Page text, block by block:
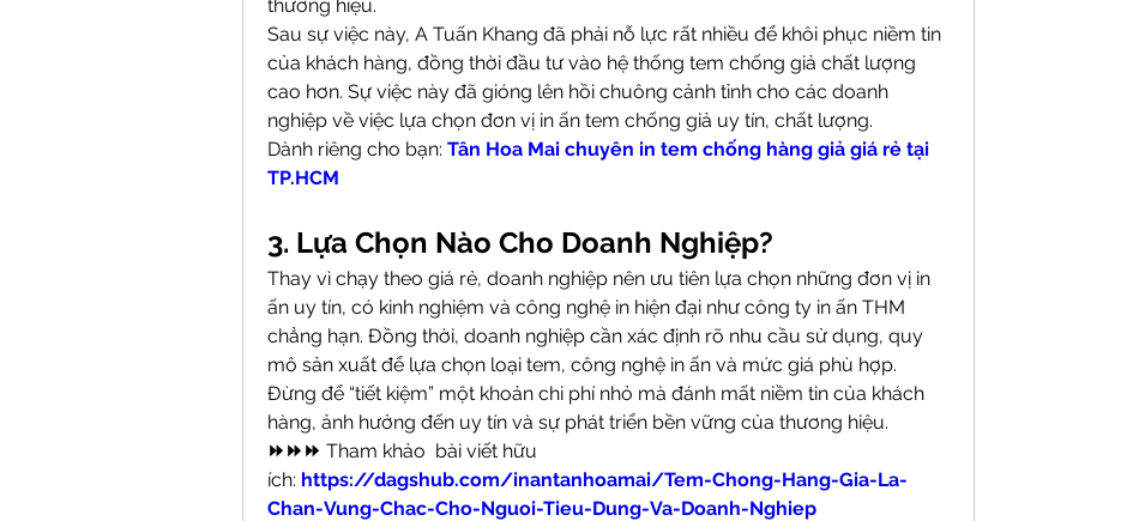
thương hiệu.
Sau sự việc này, A Tuấn Khang đã phải nỗ lực rất nhiều để khôi phục niềm tin
của khách hàng, đồng thời đầu tư vào hệ thống tem chống giả chất lượng
cao hơn. Sự việc này đã gióng lên hồi chuông cảnh tỉnh cho các doanh
nghiệp về việc lựa chọn đơn vị in ấn tem chống giả uy tín, chất lượng.
Dành riêng cho bạn: Tân Hoa Mai chuyên in tem chống hàng giả giá rẻ tại
TP.HCM
3. Lựa Chọn Nào Cho Doanh Nghiệp?
Thay vì chạy theo giá rẻ, doanh nghiệp nên ưu tiên lựa chọn những đơn vị in
ấn uy tín, có kinh nghiệm và công nghệ in hiện đại như công ty in ấn THM
chẳng hạn. Đồng thời, doanh nghiệp cần xác định rõ nhu cầu sử dụng, quy
mô sản xuất để lựa chọn loại tem, công nghệ in ấn và mức giá phù hợp.
Đừng để “tiết kiệm” một khoản chi phí nhỏ mà đánh mất niềm tin của khách
hàng, ảnh hưởng đến uy tín và sự phát triển bền vững của thương hiệu.
⏩⏩⏩ Tham khảo  bài viết hữu
ích: https://dagshub.com/inantanhoamai/Tem-Chong-Hang-Gia-La-
Chan-Vung-Chac-Cho-Nguoi-Tieu-Dung-Va-Doanh-Nghiep